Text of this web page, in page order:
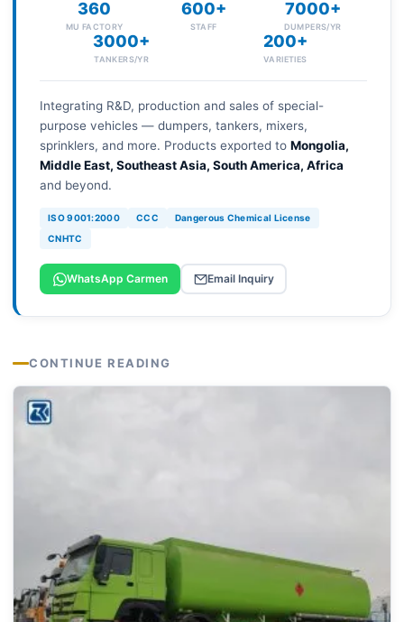
360
MU FACTORY
600+
STAFF
7000+
DUMPERS/YR
3000+
TANKERS/YR
200+
VARIETIES
Integrating R&D, production and sales of special-
purpose vehicles — dumpers, tankers, mixers,
sprinklers, and more. Products exported to Mongolia,
Middle East, Southeast Asia, South America, Africa
and beyond.
ISO 9001:2000 CCC
Dangerous Chemical License
CNHTC
WhatsApp Carmen Email Inquiry
CONTINUE READING